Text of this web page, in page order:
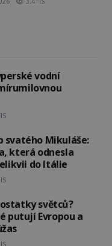
vodní
svatého Mikuláše:
která odnesla
do Itálie
světců?
putují Evropou a